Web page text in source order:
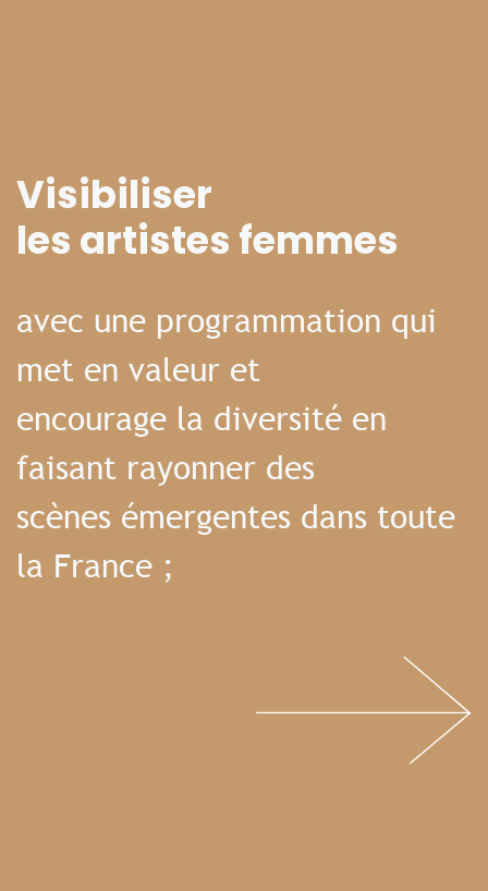
Visibiliser
les artistes femmes
avec une programmation qui
met en valeur et
encourage la diversité en
faisant rayonner des
scènes émergentes dans toute
la France ;